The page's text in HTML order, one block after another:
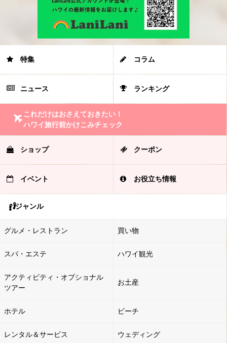
特集 コラム
ニュース ランキング
これだけはおさえておきたい！
ハワイ旅行前かけこみチェック
ショップ クーポン
イベント お役立ち情報
ジャンル
グルメ・レストラン 買い物
スパ・エステ ハワイ観光
アクティビティ・オプショナル
ツアー
お土産
ホテル ビーチ
レンタル＆サービス ウェディング